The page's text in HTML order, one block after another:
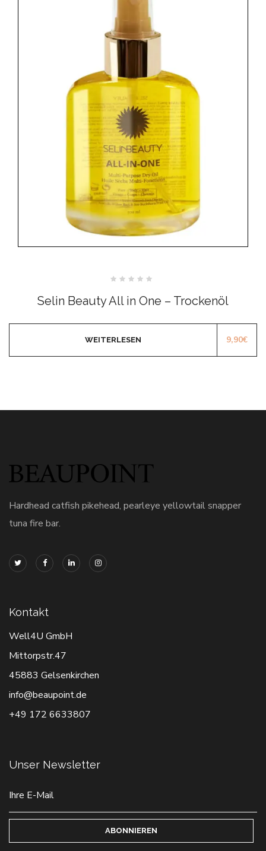
0
von
Selin Beauty All in One – Trockenöl
9,90€
WEITERLESEN
Hardhead catfish pikehead, pearleye yellowtail snapper
tuna fire bar.
Kontakt
Well4U GmbH
Mittorpstr.47
45883 Gelsenkirchen
info@beaupoint.de
+49 172 6633807
Unser Newsletter
ABONNIEREN